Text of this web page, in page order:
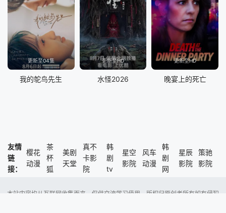
更新至04集
我的鸵鸟先生
更新至HD
水怪2026
更新至HD
晚宴上的死亡
友情
链
接：
樱花
动漫
茶
杯
狐
美剧
天堂
真不
卡影
院
韩
剧
tv
星空
影院
风车
动漫
韩
剧
网
星辰
影院
策驰
影院
本站内容均从互联网收集而来，仅供交流学习使用，版权归原创者所有如有侵犯